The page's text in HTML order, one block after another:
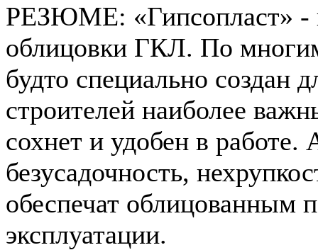
РЕЗЮМЕ: «Гипсопласт» -
облицовки ГКЛ. По
будто специально создан
строителей наиболее
сохнет и удобен в работе.
безусадочность,
обеспечат облицованным
эксплуатации.